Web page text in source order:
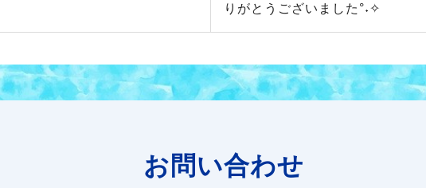
りがとうございました°˖✧
お問い合わせ